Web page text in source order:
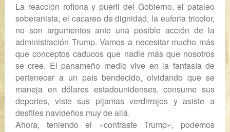
La reacción rofiona y pueril del Gobierno, el pataleo
soberanista, el cacareo de dignidad, la euforia tricolor,
no son argumentos ante una posible acción de la
administración Trump. Vamos a necesitar mucho más
que conceptos caducos que nadie más que nosotros
se cree. El panameño medio vive en la fantasía de
pertenecer a un país bendecido, olvidando que se
maneja en dólares estadounidenses, consume sus
deportes, viste sus pijamas verdirrojos y asiste a
desfiles navideños muy de allá.
Ahora, teniendo el «contraste Trump», podemos